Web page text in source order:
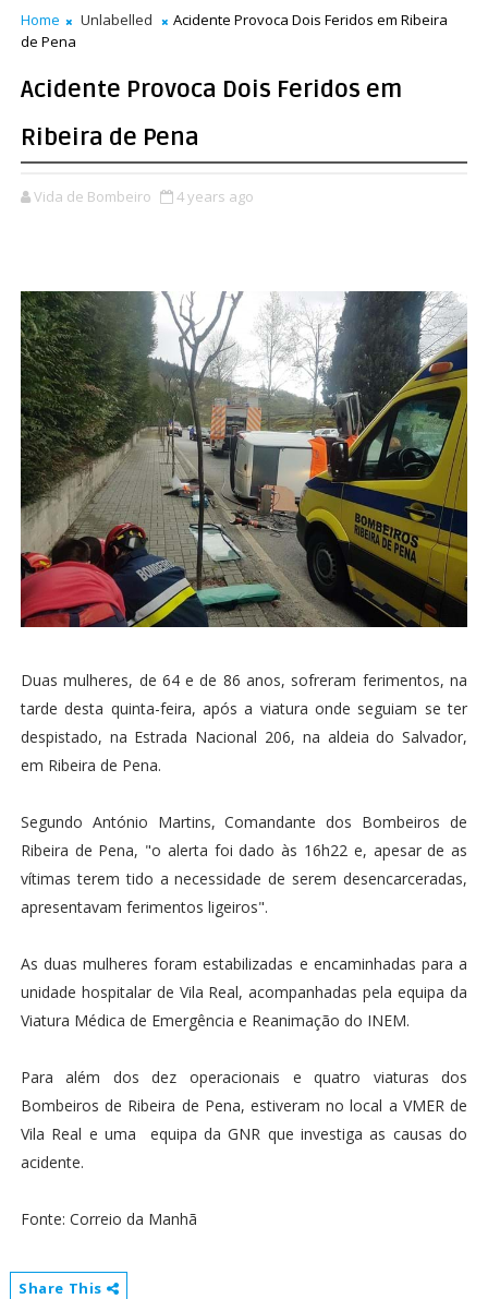
Home Unlabelled
Acidente Provoca Dois Feridos em Ribeira
de Pena
Acidente Provoca Dois Feridos em
Ribeira de Pena
Vida de Bombeiro 4 years ago
Duas mulheres, de 64 e de 86 anos, sofreram ferimentos, na
tarde desta quinta-feira, após a viatura onde seguiam se ter
despistado, na Estrada Nacional 206, na aldeia do Salvador,
em Ribeira de Pena.
Segundo António Martins, Comandante dos Bombeiros de
Ribeira de Pena, "o alerta foi dado às 16h22 e, apesar de as
vítimas terem tido a necessidade de serem desencarceradas,
apresentavam ferimentos ligeiros".
As duas mulheres foram estabilizadas e encaminhadas para a
unidade hospitalar de Vila Real, acompanhadas pela equipa da
Viatura Médica de Emergência e Reanimação do INEM.
Para além dos dez operacionais e quatro viaturas dos
Bombeiros de Ribeira de Pena, estiveram no local a VMER de
Vila Real e uma equipa da GNR que investiga as causas do
acidente.
Fonte: Correio da Manhã
Share This